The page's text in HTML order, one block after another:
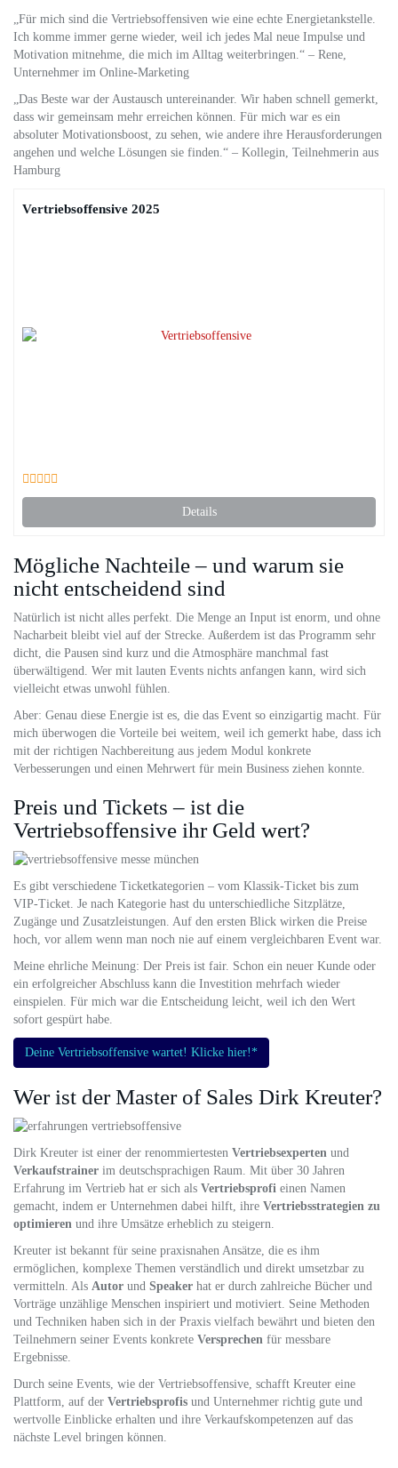
„Für mich sind die Vertriebsoffensiven wie eine echte Energietankstelle.
Ich komme immer gerne wieder, weil ich jedes Mal neue Impulse und
Motivation mitnehme, die mich im Alltag weiterbringen.“ – Rene,
Unternehmer im Online-Marketing
„Das Beste war der Austausch untereinander. Wir haben schnell gemerkt,
dass wir gemeinsam mehr erreichen können. Für mich war es ein
absoluter Motivationsboost, zu sehen, wie andere ihre Herausforderungen
angehen und welche Lösungen sie finden.“ – Kollegin, Teilnehmerin aus
Hamburg
Vertriebsoffensive 2025
Details
Mögliche Nachteile – und warum sie
nicht entscheidend sind
Natürlich ist nicht alles perfekt. Die Menge an Input ist enorm, und ohne
Nacharbeit bleibt viel auf der Strecke. Außerdem ist das Programm sehr
dicht, die Pausen sind kurz und die Atmosphäre manchmal fast
überwältigend. Wer mit lauten Events nichts anfangen kann, wird sich
vielleicht etwas unwohl fühlen.
Aber: Genau diese Energie ist es, die das Event so einzigartig macht. Für
mich überwogen die Vorteile bei weitem, weil ich gemerkt habe, dass ich
mit der richtigen Nachbereitung aus jedem Modul konkrete
Verbesserungen und einen Mehrwert für mein Business ziehen konnte.
Preis und Tickets – ist die
Vertriebsoffensive ihr Geld wert?
Es gibt verschiedene Ticketkategorien – vom Klassik-Ticket bis zum
VIP-Ticket. Je nach Kategorie hast du unterschiedliche Sitzplätze,
Zugänge und Zusatzleistungen. Auf den ersten Blick wirken die Preise
hoch, vor allem wenn man noch nie auf einem vergleichbaren Event war.
Meine ehrliche Meinung: Der Preis ist fair. Schon ein neuer Kunde oder
ein erfolgreicher Abschluss kann die Investition mehrfach wieder
einspielen. Für mich war die Entscheidung leicht, weil ich den Wert
sofort gespürt habe.
Deine Vertriebsoffensive wartet! Klicke hier!*
Wer ist der Master of Sales Dirk Kreuter?
Dirk Kreuter ist einer der renommiertesten Vertriebsexperten und
Verkaufstrainer im deutschsprachigen Raum. Mit über 30 Jahren
Erfahrung im Vertrieb hat er sich als Vertriebsprofi einen Namen
gemacht, indem er Unternehmen dabei hilft, ihre Vertriebsstrategien zu
optimieren und ihre Umsätze erheblich zu steigern.
Kreuter ist bekannt für seine praxisnahen Ansätze, die es ihm
ermöglichen, komplexe Themen verständlich und direkt umsetzbar zu
vermitteln. Als Autor und Speaker hat er durch zahlreiche Bücher und
Vorträge unzählige Menschen inspiriert und motiviert. Seine Methoden
und Techniken haben sich in der Praxis vielfach bewährt und bieten den
Teilnehmern seiner Events konkrete Versprechen für messbare
Ergebnisse.
Durch seine Events, wie der Vertriebsoffensive, schafft Kreuter eine
Plattform, auf der Vertriebsprofis und Unternehmer richtig gute und
wertvolle Einblicke erhalten und ihre Verkaufskompetenzen auf das
nächste Level bringen können.